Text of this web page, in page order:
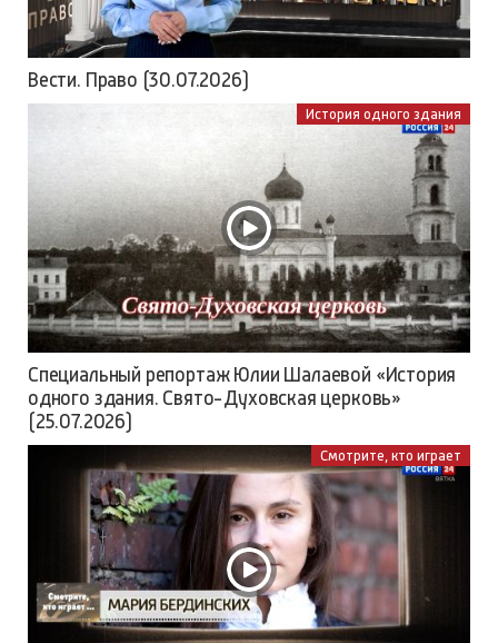
Вести. Право (30.07.2026)
История одного здания
Специальный репортаж Юлии Шалаевой «История
одного здания. Свято-Духовская церковь»
(25.07.2026)
Смотрите, кто играет